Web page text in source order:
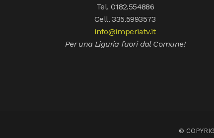
Tel. 0182.554886
Cell. 335.5993573
info@imperiatv.it
Per una Liguria fuori dal Comune!
©